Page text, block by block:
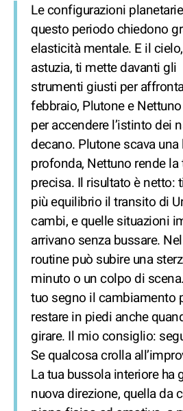
Le configurazioni
questo periodo chiedono
elasticità mentale. E il
astuzia, ti mette davanti gli
strumenti giusti per
febbraio, Plutone e
per accendere l’istinto dei
decano. Plutone scava
profonda, Nettuno rende
precisa. Il risultato è netto:
più equilibrio il transito di
cambi, e quelle situazioni
arrivano senza bussare.
routine può subire una
minuto o un colpo di
tuo segno il cambiamento
restare in piedi anche
girare. Il mio consiglio:
Se qualcosa crolla
La tua bussola interiore ha
nuova direzione, quella da